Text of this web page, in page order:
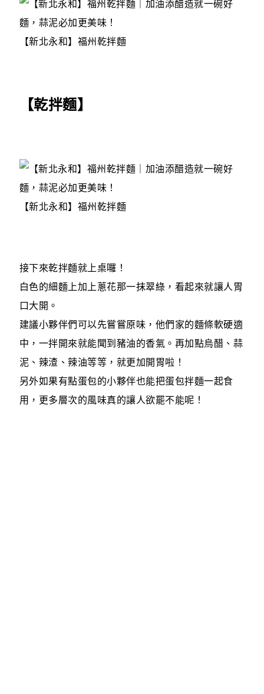
【新北永和】福州乾拌麵
【乾拌麵】
【新北永和】福州乾拌麵
接下來乾拌麵就上桌囉！
白色的細麵上加上蔥花那一抹翠綠，看起來就讓人胃
口大開。
建議小夥伴們可以先嘗嘗原味，他們家的麵條軟硬適
中，一拌開來就能聞到豬油的香氣。再加點烏醋、蒜
泥、辣渣、辣油等等，就更加開胃啦！
另外如果有點蛋包的小夥伴也能把蛋包拌麵一起食
用，更多層次的風味真的讓人欲罷不能呢！